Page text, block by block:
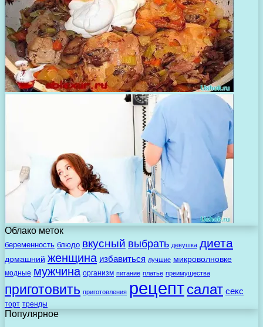
Облако меток
беременность блюдо вкусный выбрать девушка диета
домашний женщина избавиться лучшие микроволновке
модные мужчина организм питание платье преимущества
приготовить приготовления рецептсалат секс
торт тренды
Популярное